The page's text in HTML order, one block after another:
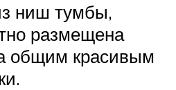
ниш тумбы,
размещена
общим красивым